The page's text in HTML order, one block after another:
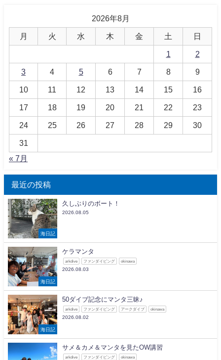
2026年8月
月 火 水 木 金 土 日
1 2
3 4 5 6 7 8 9
10 11 12 13 14 15 16
17 18 19 20 21 22 23
24 25 26 27 28 29 30
31
« 7月
最近の投稿
海日記
久しぶりのボート！
2026.08.05
海日記
ケラマンタ
arkdive ファンダイビング okinawa
2026.08.03
海日記
50ダイブ記念にマンタ三昧♪
arkdive ファンダイビング アークダイブ okinawa
2026.08.02
サメ＆カメ＆マンタを見たOW講習
arkdive ファンダイビング okinawa